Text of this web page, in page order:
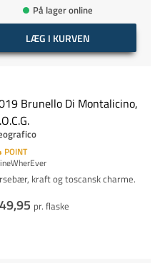
På lager online
LÆG I KURVEN
Brunello Di Montalicino,
POINT
kraft og toscansk charme.
pr. flaske